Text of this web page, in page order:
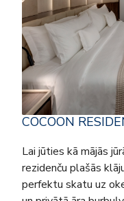
COCOON
Lai jūties kā mājās
rezidenču plašās
perfektu skatu uz